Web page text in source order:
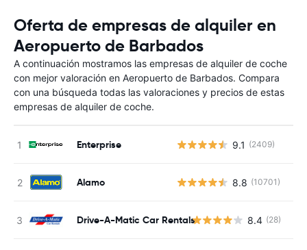
Oferta de empresas de alquiler en
Aeropuerto de Barbados
A continuación mostramos las empresas de alquiler de coche
con mejor valoración en Aeropuerto de Barbados. Compara
con una búsqueda todas las valoraciones y precios de estas
empresas de alquiler de coche.
Enterprise 9.1 (2409)
Alamo 8.8 (10701)
Drive-A-Matic Car Rentals 8.4 (28)